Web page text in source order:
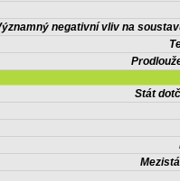
negativní vliv na
Stát